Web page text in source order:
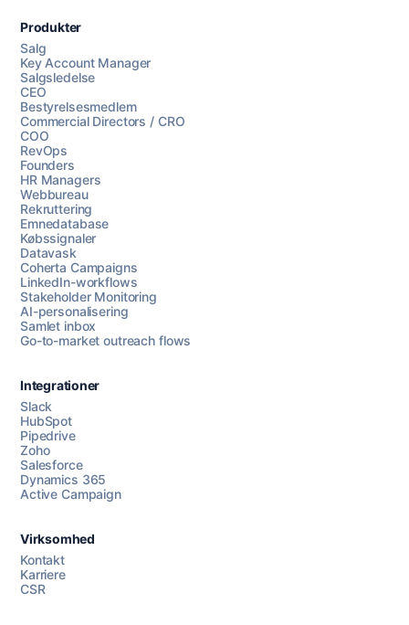
Chat med os
AI Campaign Assist
Produkter
Salg
Key Account Manager
Salgsledelse
CEO
Bestyrelsesmedlem
Commercial Directors / CRO
COO
RevOps
Founders
HR Managers
Webbureau
Rekruttering
Emnedatabase
Købssignaler
Datavask
Coherta Campaigns
LinkedIn-workflows
Stakeholder Monitoring
AI-personalisering
Samlet inbox
Go-to-market outreach flows
Integrationer
Slack
HubSpot
Pipedrive
Zoho
Salesforce
Dynamics 365
Active Campaign
Virksomhed
Kontakt
Karriere
CSR